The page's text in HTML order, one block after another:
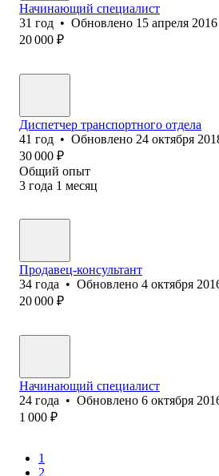
Начинающий специалист
31 год • Обновлено 15 апреля 2016
20 000 ₽
Диспетчер транспортного отдела
41 год • Обновлено 24 октября
30 000 ₽
Общий опыт
3 года 1 месяц
Продавец-консультант
34 года • Обновлено 4 октября
20 000 ₽
Начинающий специалист
24 года • Обновлено 6 октября
1 000 ₽
1
2